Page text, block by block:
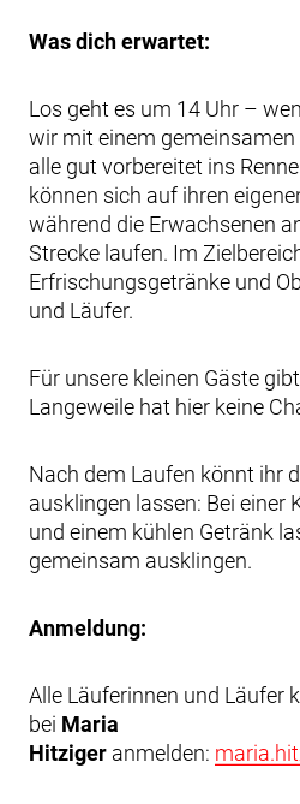
Was dich erwartet:
Los geht es um 14 Uhr –
wir mit einem
alle gut vorbereitet ins
können sich auf ihren
während die Erwachsenen
Strecke laufen. Im
Erfrischungsgetränke und
und Läufer.
Für unsere kleinen Gäste
Langeweile hat hier keine
Nach dem Laufen könnt ihr
ausklingen lassen: Bei einer
und einem kühlen Getränk
gemeinsam ausklingen.
Anmeldung:
Alle Läuferinnen und Läufer
bei Maria
Hitziger anmelden: